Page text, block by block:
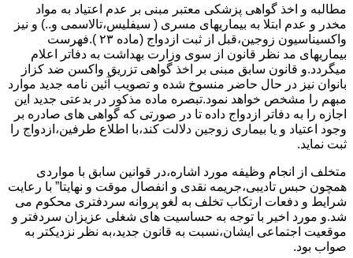
مطالبه و اخذ گواهی پزشکی معتبر مبنی بر عدم اعتیاد به مواد
مخدر و عدم ابتلا به بیماریهای مسری ( سیفلیس،تالاسمی و..) و نیز
واکسیناسیون زوجین،قبل از ثبت ازدواج (ماده ۲۳ ).فهرست
بیماریهای مد نظر قانون از سوی وزارت بهداشت به دفاتر اعلام
میگردد.و قانون سابق مبنی بر اخذ گواهی تزریق واکسن ضد کزاز
بانوان نیز در حال حاضر منسوخ شده و تصویب آئین نامه جدید موارد
مبهم را مشخص خواهد نمود.تبصره ماده مذکور در بدعتی جدید این
اجازه را به دفاتر ازدواج داده تا در صورتی که گواهی های صادره بر
وجود اعتیاد و یا بیماری زوجین دلالت کند،با اطلاع طرفین،ازدواج را
ثبت نماید.
متخلف از انجام وظیفه مورد اشاره،در قوانین سابق با مواردی
همچون حبس تادیبی،جریمه نقدی و انفصال موقت و نهایتا” با رعایت
شرایط و دفعات ارتکاب تخلف به لغو پروانه سردفتری محکوم می
شد.و مورد اخیر با توجه به حساسیت های شغلی عزیزان سردفتر و
موقعیت اجتماعی ایشان،نسبت به قانون جدید،به نظر نزدیکتر به
صواب بود.